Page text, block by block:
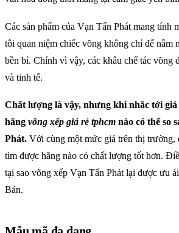
Các sản phẩm của Vạn Tấn Phát mang tính
tôi quan niệm chiếc võng không chỉ để nằm
bền bỉ. Chính vì vậy, các khâu chế tác võng
và tinh tế.
Chất lượng là vậy, nhưng khi nhắc tới
hãng võng xếp giá rẻ tphcm nào có thể so
Phát. Với cùng một mức giá trên thị trường,
tìm được hãng nào có chất lượng tốt hơn.
tại sao võng xếp Vạn Tấn Phát lại được ưu
Bản.